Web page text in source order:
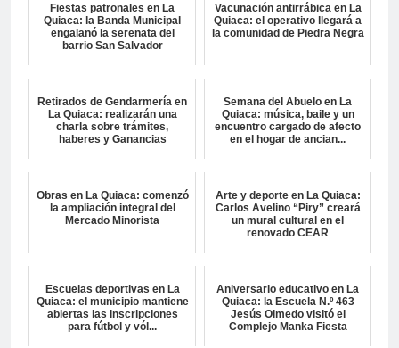
Fiestas patronales en La
Quiaca: la Banda Municipal
engalanó la serenata del
barrio San Salvador
Vacunación antirrábica en La
Quiaca: el operativo llegará a
la comunidad de Piedra Negra
Retirados de Gendarmería en
La Quiaca: realizarán una
charla sobre trámites,
haberes y Ganancias
Semana del Abuelo en La
Quiaca: música, baile y un
encuentro cargado de afecto
en el hogar de ancian...
Obras en La Quiaca: comenzó
la ampliación integral del
Mercado Minorista
Arte y deporte en La Quiaca:
Carlos Avelino “Piry” creará
un mural cultural en el
renovado CEAR
Escuelas deportivas en La
Quiaca: el municipio mantiene
abiertas las inscripciones
para fútbol y vól...
Aniversario educativo en La
Quiaca: la Escuela N.º 463
Jesús Olmedo visitó el
Complejo Manka Fiesta